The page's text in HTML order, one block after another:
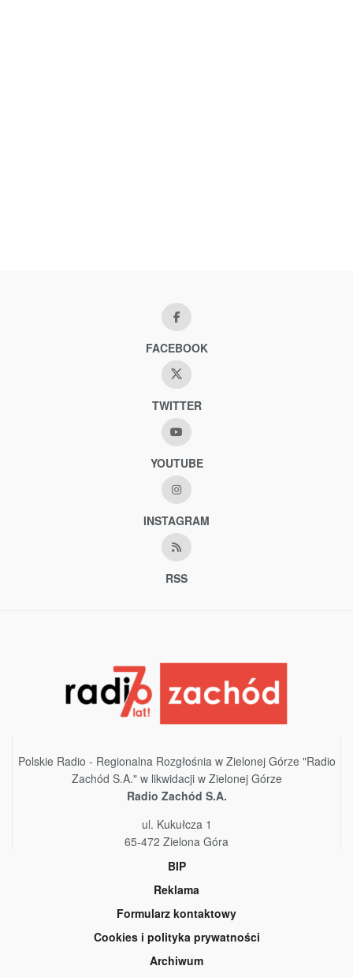
FACEBOOK
TWITTER
YOUTUBE
INSTAGRAM
RSS
Polskie Radio - Regionalna Rozgłośnia w Zielonej Górze "Radio
Zachód S.A." w likwidacji w Zielonej Górze
Radio Zachód S.A.
ul. Kukułcza 1
65-472 Zielona Góra
BIP
Reklama
Formularz kontaktowy
Cookies i polityka prywatności
Archiwum